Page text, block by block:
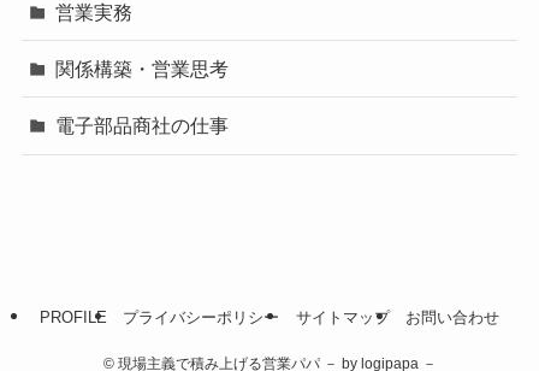
営業実務
関係構築・営業思考
電子部品商社の仕事
PROFILE プライバシーポリシー サイトマップ お問い合わせ
©現場主義で積み上げる営業パパ － by logipapa －